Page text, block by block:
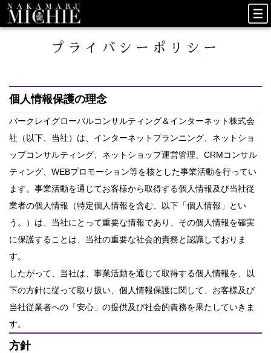
プライバシーポリシー
個人情報保護の理念
バークレイグローバルコンサルティング＆インターネット株式会
社（以下、当社）は、インターネットプランニング、ネットショ
ップコンサルティング、ネットショップ運営管理、CRMコンサル
ティング、WEBプロモーション等を核とした事業活動を行ってい
ます。事業活動を通じてお客様から取得する個人情報及び当社従
業者の個人情報（特定個人情報を含む、以下「個人情報」とい
う。）は、当社にとって重要な情報であり、その個人情報を確実
に保護することは、当社の重要な社会的責務と認識しておりま
す。
したがって、当社は、事業活動を通じて取得する個人情報を、以
下の方針に従って取り扱い、個人情報保護に関して、お客様及び
当社従業者への「安心」の提供及び社会的責務を果たしていきま
す。
方針